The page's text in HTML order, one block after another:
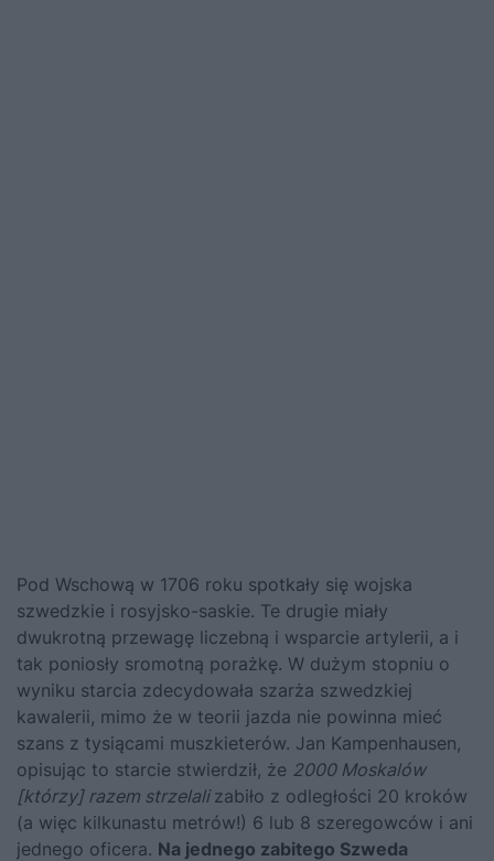
Pod Wschową w 1706 roku spotkały się wojska
szwedzkie i rosyjsko-saskie. Te drugie miały
dwukrotną przewagę liczebną i wsparcie artylerii, a i
tak poniosły sromotną porażkę. W dużym stopniu o
wyniku starcia zdecydowała szarża szwedzkiej
kawalerii, mimo że w teorii jazda nie powinna mieć
szans z tysiącami muszkieterów. Jan Kampenhausen,
opisując to starcie stwierdził, że 2000 Moskalów
[którzy] razem strzelalizabiło z odległości 20 kroków
(a więc kilkunastu metrów!) 6 lub 8 szeregowców i ani
jednego oficera. Na jednego zabitego Szweda